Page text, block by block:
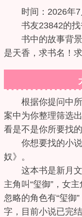
时间：2026年
书友23842的找
书中的故事背
是天香，求书名！
根据你提问中
案中为你整理筛选
看是不是你所要找的
你想要找的小
奴》。
这本书是新月
主角叫“玺御”，女
忽略的角色有“玺御
字，目前小说已完